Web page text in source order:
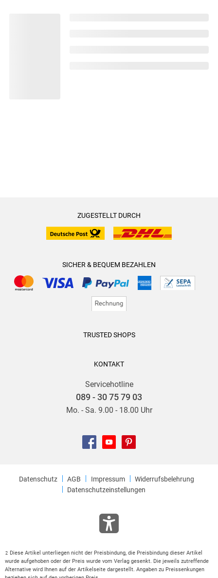
ZUGESTELLT DURCH
SICHER & BEQUEM BEZAHLEN
TRUSTED SHOPS
KONTAKT
Servicehotline
089 - 30 75 79 03
Mo. - Sa. 9.00 - 18.00 Uhr
Datenschutz AGB Impressum
Widerrufsbelehrung
Datenschutzeinstellungen
2
Diese Artikel unterliegen nicht der Preisbindung, die Preisbindung dieser Artikel
wurde aufgehoben oder der Preis wurde vom Verlag gesenkt. Die jeweils zutreffende
Alternative wird Ihnen auf der Artikelseite dargestellt. Angaben zu Preissenkungen